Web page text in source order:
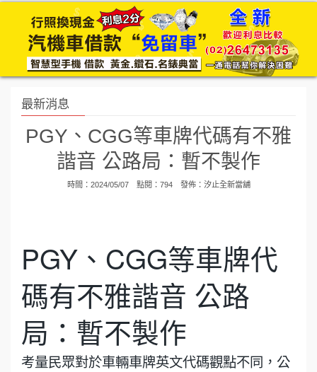
最新消息
PGY、CGG等車牌代碼有不雅
諧音 公路局：暫不製作
時間：2024/05/07 點閱：794 發佈： 汐止全新當舖
PGY、CGG等車牌代
碼有不雅諧音 公路
局：暫不製作
考量民眾對於車輛車牌英文代碼觀點不同，公